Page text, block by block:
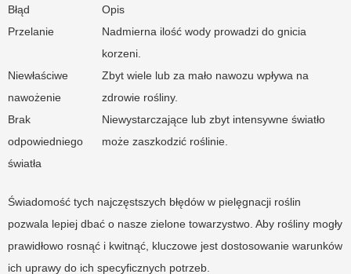
Błąd
Opis
Przelanie
Nadmierna ilość wody prowadzi do gnicia
korzeni.
Niewłaściwe
nawożenie
Zbyt wiele lub za mało nawozu wpływa na
zdrowie rośliny.
Brak
odpowiedniego
światła
Niewystarczające lub zbyt intensywne światło
może zaszkodzić roślinie.
Świadomość tych najczęstszych błędów w pielęgnacji roślin
pozwala lepiej dbać o nasze zielone towarzystwo. Aby rośliny mogły
prawidłowo rosnąć i kwitnąć, kluczowe jest dostosowanie warunków
ich uprawy do ich specyficznych potrzeb.